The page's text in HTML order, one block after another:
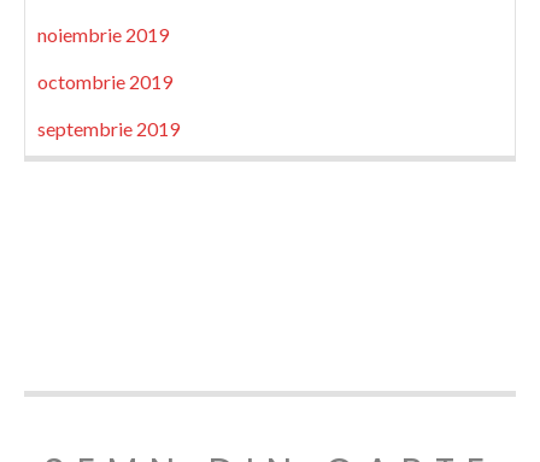
noiembrie 2019
octombrie 2019
septembrie 2019